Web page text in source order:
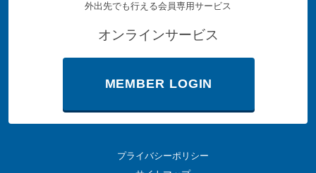
外出先でも行える会員専用サービス
オンラインサービス
MEMBER LOGIN
プライバシーポリシー